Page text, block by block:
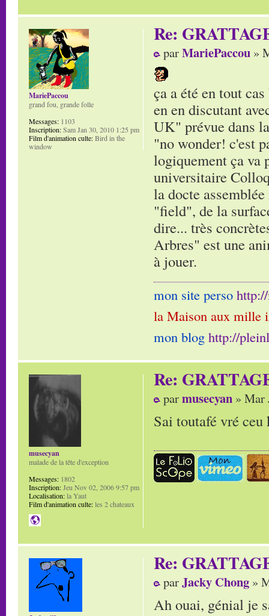
Re:
parMariePaccou »
ça a été en tout
en en discutant
UK" prévue dans
"no wonder! c'est
logiquement ça va
universitaire
la docte
"field", de la
dire... très
Arbres" est une
à jouer.
mon site perso
la Maison aux mille
mon blog http://
MariePaccou
grand fou, grande folle
Messages: 1103
Inscription:Sam Jan 30, 2010 1:25 pm
Film d'animation culte:Bird in the
window
Re:
parmusecyan » Mar
Sai toutafé vré
musecyan
malade de la tête d'exception
Messages: 1802
Inscription:Jeu Nov 02, 2006 9:57 pm
Localisation:la Yaut
Film d'animation culte:les 2 chateaux
Re:
parJacky Chong »
Ah ouai, génial je